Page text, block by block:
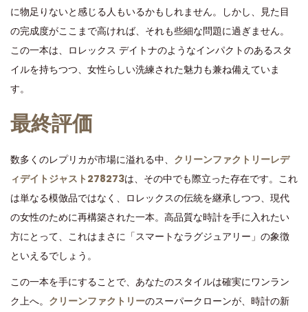
に物足りないと感じる人もいるかもしれません。しかし、見た目
の完成度がここまで高ければ、それも些細な問題に過ぎません。
この一本は、ロレックス デイトナのようなインパクトのあるスタ
イルを持ちつつ、女性らしい洗練された魅力も兼ね備えていま
す。
最終評価
数多くのレプリカが市場に溢れる中、 クリーンファクトリーレデ
ィデイトジャスト278273は、その中でも際立った存在です。これ
は単なる模倣品ではなく、ロレックスの伝統を継承しつつ、現代
の女性のために再構築された一本。高品質な時計を手に入れたい
方にとって、これはまさに「スマートなラグジュアリー」の象徴
といえるでしょう。
この一本を手にすることで、あなたのスタイルは確実にワンラン
ク上へ。 クリーンファクトリーのスーパークローンが、時計の新